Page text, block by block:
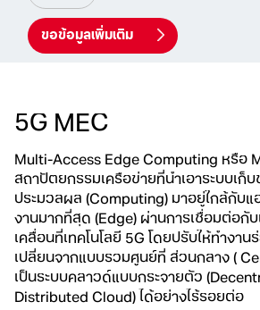
ขอข้อมูลเพิ่มเติม
5G MEC
Multi-Access Edge Computing หรือ
สถาปัตยกรรมเครือข่ายที่นำเอาระบบเก็
ประมวลผล(Computing) มาอยู่ใกล้กับแ
งานมากที่สุด(Edge) ผ่านการเชื่อมต่อกั
เคลื่อนที่เทคโนโลยี 5Gโดยปรับให้ทำงา
เปลี่ยนจากแบบรวมศูนย์ที่ ส่วนกลาง (
เป็นระบบคลาวด์แบบกระจายตัว
Distributed Cloud) ได้อย่างไร้รอยต่อ